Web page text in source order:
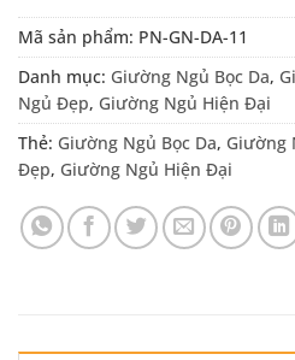
Mã sản phẩm: PN-GN-DA-11
Danh mục: Giường Ngủ Bọc Da,
Ngủ Đẹp, Giường Ngủ Hiện Đại
Thẻ: Giường Ngủ Bọc Da, Giường
Đẹp, Giường Ngủ Hiện Đại